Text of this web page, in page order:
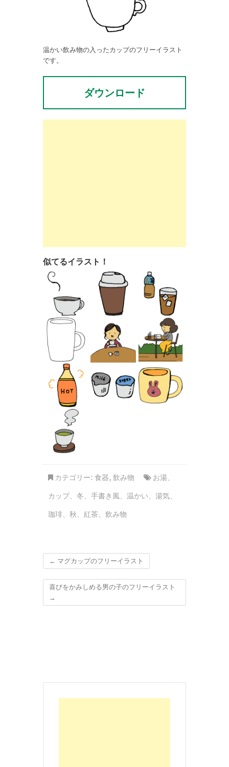
温かい飲み物の入ったカップのフリーイラスト
です。
ダウンロード
似てるイラスト！
カテゴリー: 食器, 飲み物 お湯、
カップ、 冬、 手書き風、 温かい、 湯気、
珈琲、 秋、 紅茶、 飲み物
← マグカップのフリーイラスト
喜びをかみしめる男の子のフリーイラスト
→